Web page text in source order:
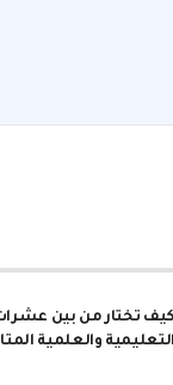
كيف تختار من بين عشرات
التعليمية والعلمية